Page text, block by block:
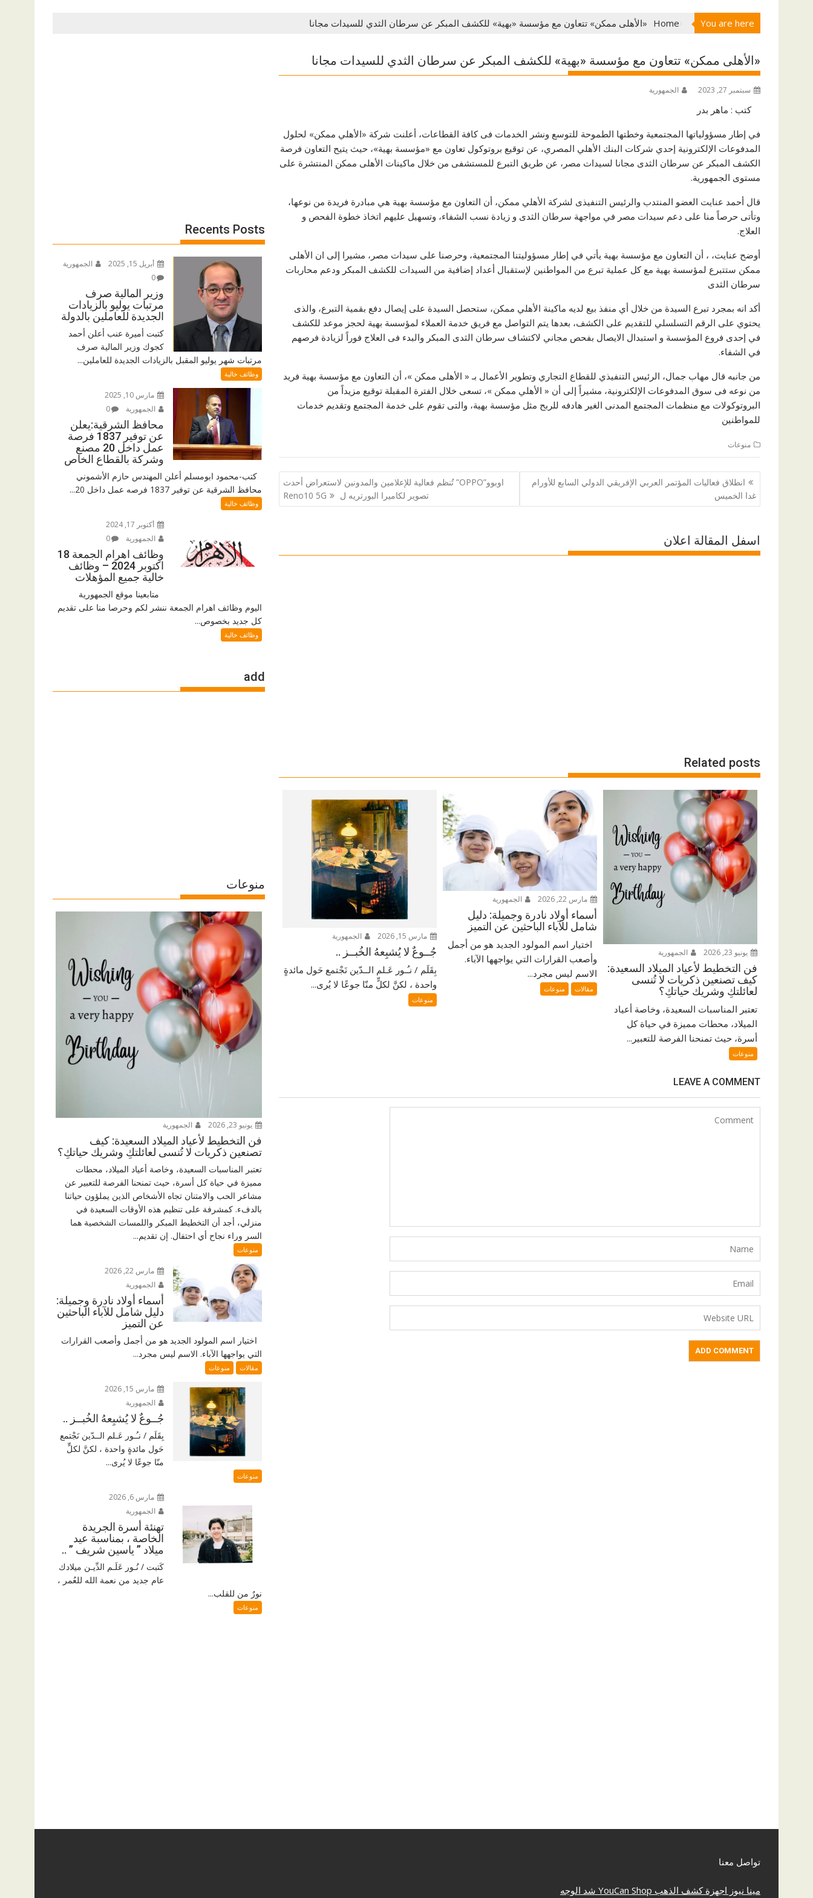
You are here
Home «الأهلى ممكن» تتعاون مع مؤسسة «بهية» للكشف المبكر عن سرطان الثدي للسيدات مجانا
«الأهلى ممكن» تتعاون مع مؤسسة «بهية» للكشف المبكر عن سرطان الثدي للسيدات مجانا
سبتمبر 27, 2023 الجمهورية
كتب : ماهر بدر
في إطار مسؤولياتها المجتمعية وخطتها الطموحة للتوسع ونشر الخدمات فى كافة القطاعات، أعلنت شركة «الأهلي ممكن» لحلول
المدفوعات الإلكترونية إحدي شركات البنك الأهلي المصري، عن توقيع بروتوكول تعاون مع «مؤسسة بهية»، حيث يتيح التعاون فرصة
الكشف المبكر عن سرطان الثدى مجانا لسيدات مصر، عن طريق التبرع للمستشفى من خلال ماكينات الأهلى ممكن المنتشرة على
مستوى الجمهورية.
قال أحمد عنايت العضو المنتدب والرئيس التنفيذى لشركة الأهلي ممكن، أن التعاون مع مؤسسة بهية هي مبادرة فريدة من نوعها،
وتأتى حرصاً منا على دعم سيدات مصر في مواجهة سرطان الثدى و زيادة نسب الشفاء، وتسهيل عليهم اتخاذ خطوة الفحص و
العلاج.
أوضح عنايت، ، أن التعاون مع مؤسسة بهية يأتي في إطار مسؤوليتنا المجتمعية، وحرصنا على سيدات مصر، مشيرا إلى ان الأهلى
ممكن ستتبرع لمؤسسة بهية مع كل عملية تبرع من المواطنين لإستقبال أعداد إضافية من السيدات للكشف المبكر ودعم محاربات
سرطان الثدى
أكد انه بمجرد تبرع السيدة من خلال أي منفذ بيع لديه ماكينة الأهلي ممكن، ستحصل السيدة على إيصال دفع بقمية التبرع، والذى
يحتوي على الرقم التسلسلي للتقديم على الكشف، بعدها يتم التواصل مع فريق خدمة العملاء لمؤسسة بهية لحجز موعد للكشف
في إحدى فروع المؤسسة و استبدال الايصال بفحص مجاني لاكتشاف سرطان الثدى المبكر والبدء فى العلاج فوراً لزيادة فرصهم
في الشفاء.
من جانبه قال مهاب جمال، الرئيس التنفيذي للقطاع التجاري وتطوير الأعمال بـ « الأهلى ممكن »، أن التعاون مع مؤسسة بهية فريد
من نوعه فى سوق المدفوعات الإلكترونية، مشيراً إلى أن « الأهلي ممكن »، تسعى خلال الفترة المقبلة توقيع مزيداً من
البروتوكولات مع منظمات المجتمع المدنى الغير هادفه للربح مثل مؤسسة بهية، والتى تقوم على خدمة المجتمع وتقديم خدمات
للمواطنين
منوعات
تصفّح
المقالات
انطلاق فعاليات المؤتمر العربي الإفريقي الدولي السابع للأورام
غدا الخميس
اوبوو”OPPO” تُنظم فعالية للإعلامين والمدونين لاستعراض أحدث
تصوير لكاميرا البورتريه ل Reno10 5G
اسفل المقالة اعلان
Related posts
يونيو 23, 2026 الجمهورية
فن التخطيط لأعياد الميلاد السعيدة:
كيف تصنعين ذكريات لا تُنسى
لعائلتكِ وشريك حياتكِ؟
تعتبر المناسبات السعيدة، وخاصة أعياد
الميلاد، محطات مميزة في حياة كل
أسرة، حيث تمنحنا الفرصة للتعبير...
منوعات
مارس 22, 2026 الجمهورية
أسماء أولاد نادرة وجميلة: دليل
شامل للآباء الباحثين عن التميز
اختيار اسم المولود الجديد هو من أجمل
وأصعب القرارات التي يواجهها الآباء.
الاسم ليس مجرد...
مقالات منوعات
مارس 15, 2026 الجمهورية
جُــوعٌ لا يُشبِعهُ الخُبــز ..
بِقَلَم / نـُـور عَـلم الــدّين نَجْتمع حَول مائدةٍ
واحدة ، لكنَّ لكلٍّ منّا جوعًا لا يُرى...
منوعات
LEAVE A COMMENT
Recents Posts
أبريل 15, 2025
الجمهورية
0
وزير المالية صرف
مرتبات يوليو بالزيادات
الجديدة للعاملين بالدولة
كتبت أميرة عنب أعلن أحمد
كجوك وزير المالية صرف
مرتبات شهر يوليو المقبل بالزيادات الجديدة للعاملين...
وظائف خالية
مارس 10, 2025
الجمهورية
0
محافظ الشرقية:يعلن
عن توفير 1837 فرصة
عمل داخل 20 مصنع
وشركة بالقطاع الخاص
كتب-محمود ابومسلم أعلن المهندس حازم الأشموني
محافظ الشرقية عن توفير 1837 فرصه عمل داخل 20...
وظائف خالية
أكتوبر 17, 2024
الجمهورية
0
وظائف اهرام الجمعة 18
اكتوبر 2024 – وظائف
خالية جميع المؤهلات
متابعينا موقع الجمهورية
اليوم وظائف اهرام الجمعة ننشر لكم وحرصا منا على تقديم
كل جديد بخصوص...
وظائف خالية
add
منوعات
يونيو 23, 2026 الجمهورية
فن التخطيط لأعياد الميلاد السعيدة: كيف
تصنعين ذكريات لا تُنسى لعائلتكِ وشريك حياتكِ؟
تعتبر المناسبات السعيدة، وخاصة أعياد الميلاد، محطات
مميزة في حياة كل أسرة، حيث تمنحنا الفرصة للتعبير عن
مشاعر الحب والامتنان تجاه الأشخاص الذين يملؤون حياتنا
بالدفء. كمشرفة على تنظيم هذه الأوقات السعيدة في
منزلي، أجد أن التخطيط المبكر واللمسات الشخصية هما
السر وراء نجاح أي احتفال. إن تقديم...
منوعات
مارس 22, 2026
الجمهورية
أسماء أولاد نادرة وجميلة:
دليل شامل للآباء الباحثين
عن التميز
اختيار اسم المولود الجديد هو من أجمل وأصعب القرارات
التي يواجهها الآباء. الاسم ليس مجرد...
مقالات منوعات
مارس 15, 2026
الجمهورية
جُــوعٌ لا يُشبِعهُ الخُبــز ..
بِقَلَم / نـُـور عَـلم الــدّين نَجْتمع
حَول مائدةٍ واحدة ، لكنَّ لكلٍّ
منّا جوعًا لا يُرى...
منوعات
مارس 6, 2026
الجمهورية
تهنئة أسرة الجريدة
الخاصة ، بمناسبة عيد
ميلاد ” ياسين شريف ” ..
كَتبت / نُـور عَلَـم الدِّيـن ميلادك
عام جديد من نعمة الله للعُمر ،
نورٌ من للقلب...
منوعات
تواصل معنا
مينا نيوز اجهزة كشف الذهب YouCan Shop شد الوجه